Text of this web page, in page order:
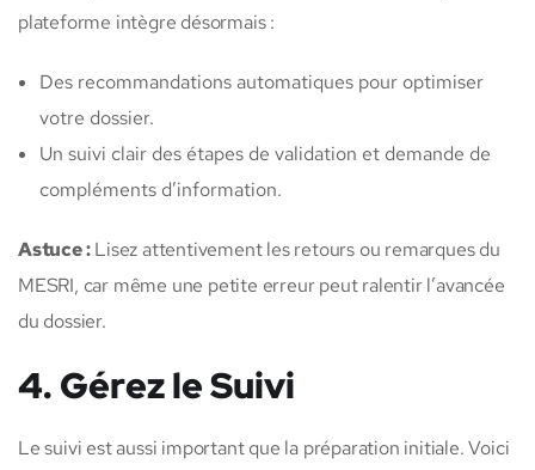
plateforme intègre désormais :
Des recommandations automatiques pour optimiser
votre dossier.
Un suivi clair des étapes de validation et demande de
compléments d’information.
Astuce :Lisez attentivement les retours ou remarques du
MESRI, car même une petite erreur peut ralentir l’avancée
du dossier.
4. Gérez le Suivi
Le suivi est aussi important que la préparation initiale. Voici